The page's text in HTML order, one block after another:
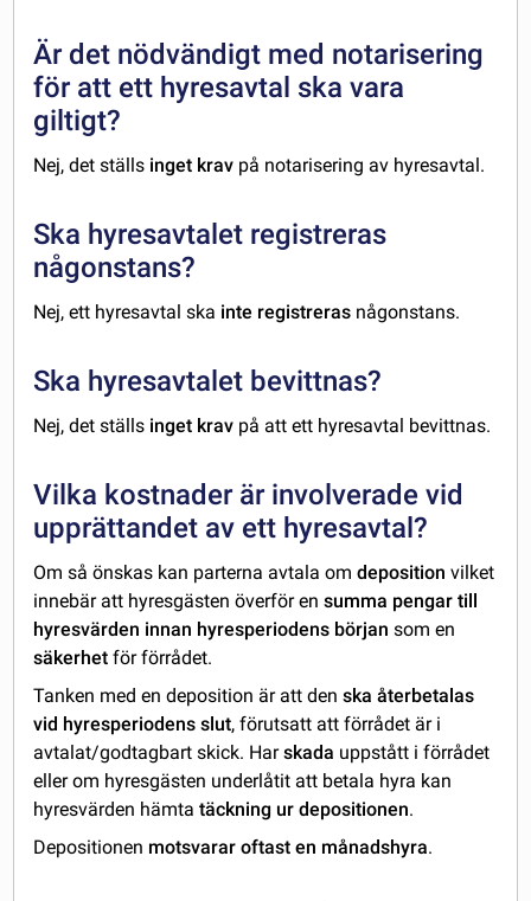
Är det nödvändigt med notarisering
för att ett hyresavtal ska vara
giltigt?
Nej, det ställs inget krav på notarisering av hyresavtal.
Ska hyresavtalet registreras
någonstans?
Nej, ett hyresavtal ska inte registreras någonstans.
Ska hyresavtalet bevittnas?
Nej, det ställs inget krav på att ett hyresavtal bevittnas.
Vilka kostnader är involverade vid
upprättandet av ett hyresavtal?
Om så önskas kan parterna avtala omdeposition vilket
innebär att hyresgästen överför ensumma pengar till
hyresvärden innan hyresperiodens början som en
säkerhet för förrådet.
Tanken med en deposition är att denska återbetalas
vid hyresperiodens slut, förutsatt att förrådet är i
avtalat/godtagbart skick. Harskada uppstått i förrådet
eller om hyresgästen underlåtit att betala hyra kan
hyresvärden hämtatäckning ur depositionen.
Depositionen motsvarar oftast en månadshyra.